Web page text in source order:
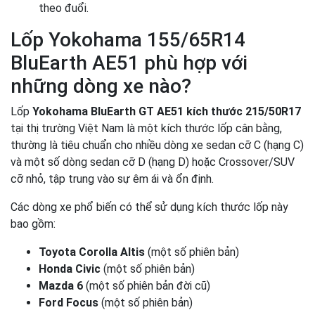
theo đuổi.
Lốp Yokohama 155/65R14
BluEarth AE51 phù hợp với
những dòng xe nào?
Lốp Yokohama BluEarth GT AE51 kích thước 215/50R17
tại thị trường Việt Nam là một kích thước lốp cân bằng,
thường là tiêu chuẩn cho nhiều dòng xe sedan cỡ C (hạng C)
và một số dòng sedan cỡ D (hạng D) hoặc Crossover/SUV
cỡ nhỏ, tập trung vào sự êm ái và ổn định.
Các dòng xe phổ biến có thể sử dụng kích thước lốp này
bao gồm:
Toyota Corolla Altis (một số phiên bản)
Honda Civic (một số phiên bản)
Mazda 6 (một số phiên bản đời cũ)
Ford Focus (một số phiên bản)